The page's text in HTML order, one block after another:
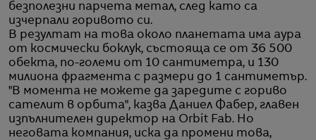
безполезни парчета метал, след като са
изчерпали горивото си.
В резултат на това около планетата има аура
от космически боклук, състояща се от 36 500
обекта, по-големи от 10 сантиметра, и 130
милиона фрагмента с размери до 1 сантиметър.
"В момента не можете да заредите с гориво
сателит в орбита", казва Даниел Фабер, главен
изпълнителен директор на Orbit Fab. Но
неговата компания, иска да промени това,